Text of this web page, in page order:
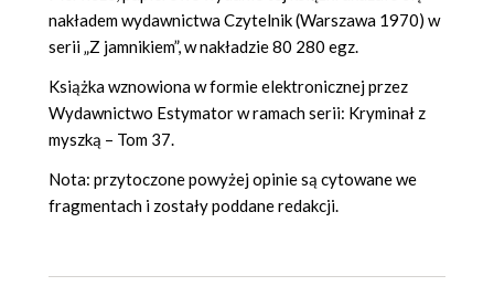
nakładem wydawnictwa Czytelnik (Warszawa 1970) w
serii „Z jamnikiem”, w nakładzie 80 280 egz.
Książka wznowiona w formie elektronicznej przez
Wydawnictwo Estymator w ramach serii: Kryminał z
myszką – Tom 37.
Nota: przytoczone powyżej opinie są cytowane we
fragmentach i zostały poddane redakcji.